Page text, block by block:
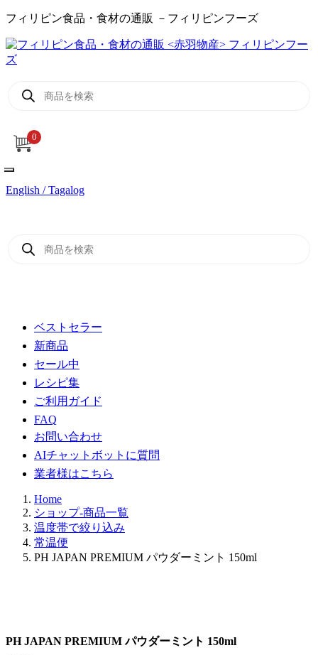
フィリピン食品・食材の通販 －フィリピンフーズ
0
English / Tagalog
ベストセラー
新商品
セール中
レシピ集
ご利用ガイド
FAQ
お問い合わせ
AIチャットボットに質問
業者様はこちら
Home
ショップ-商品一覧
温度帯で絞り込み
常温便
PH JAPAN PREMIUM パウダーミント 150ml
PH JAPAN PREMIUM パウダーミント 150ml